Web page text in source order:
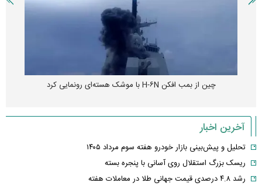
چین از بمب افکن H-۶N با موشک هسته‌ای رونمایی کرد
آخرین اخبار
تحلیل و پیش‌بینی بازار خودرو هفته سوم مرداد ۱۴۰۵
ریسک بزرگ استقلال روی آسانی با پنجره بسته
رشد ۴.۸ درصدی قیمت جهانی طلا در معاملات هفته